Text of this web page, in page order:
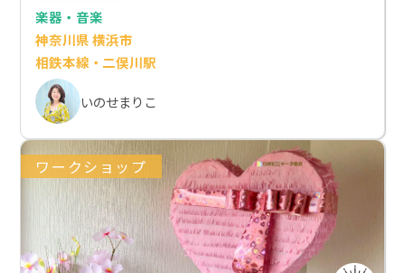
楽器・音楽
神奈川県 横浜市
相鉄本線・二俣川駅
いのせまりこ
ワークショップ